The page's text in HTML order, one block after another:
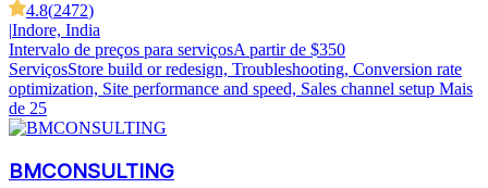
4.8(2472)
|Indore, India
Intervalo de preços para serviçosA partir de $350
ServiçosStore build or redesign, Troubleshooting, Conversion rate
optimization, Site performance and speed, Sales channel setup Mais
de 25
BMCONSULTING